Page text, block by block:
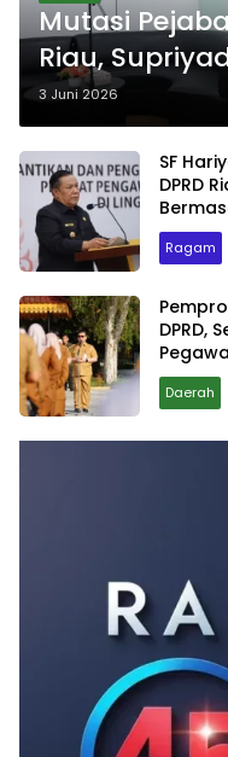
Mutasi
Riau,
dan
3 Juni 2026
SF
DPRD
Ragam
DPRD,
Daerah